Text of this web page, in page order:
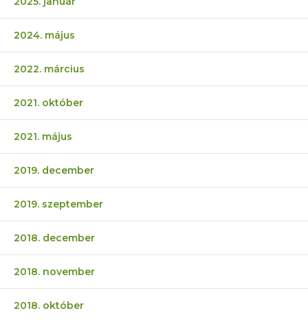
2024. május
2022. március
2021. október
2021. május
2019. december
2019. szeptember
2018. december
2018. november
2018. október